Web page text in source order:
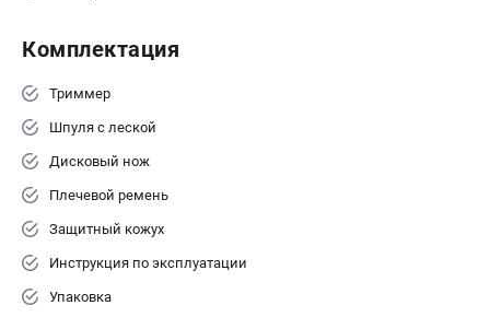
Комплектация
Триммер
Шпуля с леской
Дисковый нож
Плечевой ремень
Защитный кожух
Инструкция по эксплуатации
Упаковка